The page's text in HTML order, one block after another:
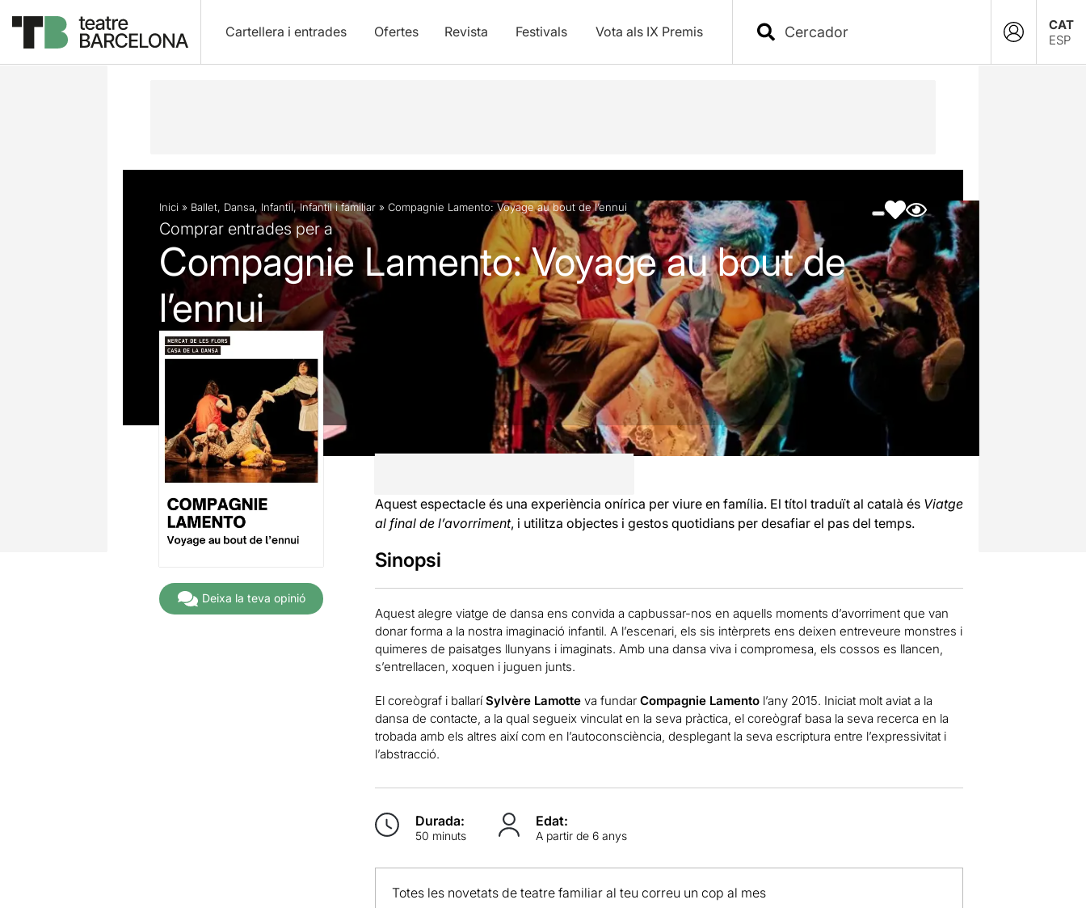
Cartellera i entrades Ofertes Revista Festivals Vota als IX Premis
CAT
ESP
Descripció Fitxa artística Fotos i vídeos
Inici » Ballet, Dansa,Infantil,Infantil i familiar » Compagnie Lamento: Voyage au bout de l’ennui
Comprar entrades per a
Compagnie Lamento: Voyage au bout de
l’ennui
Deixa la teva opinió
Aquest espectacle és una experiència onírica per viure en família. El títol traduït al català és Viatge
al final de l’avorriment, i utilitza objectes i gestos quotidians per desafiar el pas del temps.
Sinopsi
Aquest alegre viatge de dansa ens convida a capbussar-nos en aquells moments d’avorriment que van
donar forma a la nostra imaginació infantil. A l’escenari, els sis intèrprets ens deixen entreveure monstres i
quimeres de paisatges llunyans i imaginats. Amb una dansa viva i compromesa, els cossos es llancen,
s’entrellacen, xoquen i juguen junts.
El coreògraf i ballaríSylvère Lamotteva fundar Compagnie Lamentol’any 2015. Iniciat molt aviat a la
dansa de contacte, a la qual segueix vinculat en la seva pràctica, el coreògraf basa la seva recerca en la
trobada amb els altres així com en l’autoconsciència, desplegant la seva escriptura entre l’expressivitat i
l’abstracció.
Durada:
50 minuts
Edat:
A partir de 6 anys
Totes les novetats de teatre familiar al teu correu un cop al mes